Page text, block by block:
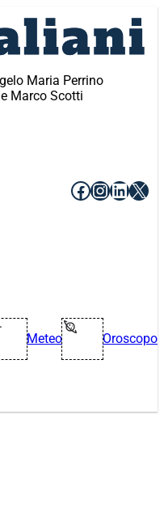
Maria Perrino
Marco Scotti
Facebook
X
Meteo Oroscopo